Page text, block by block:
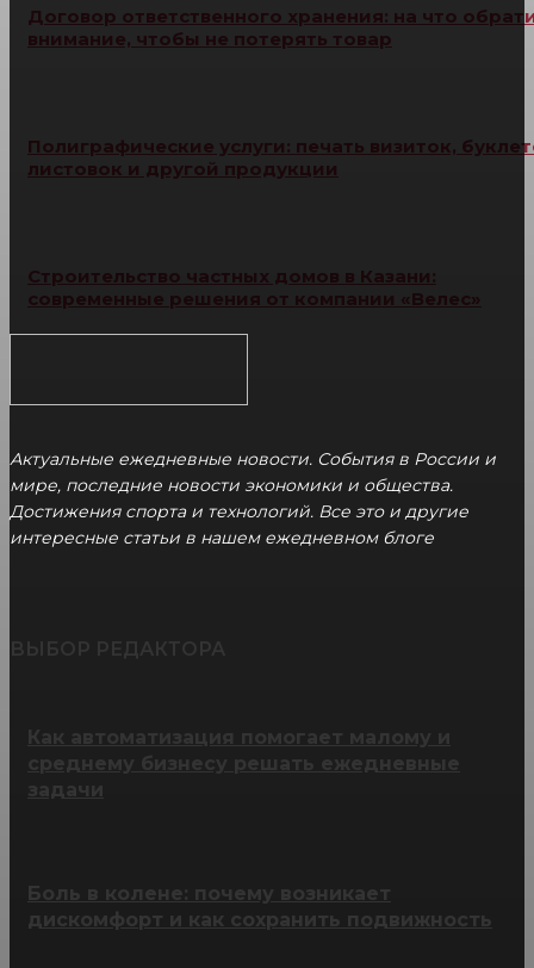
Договор ответственного хранения: на что
внимание, чтобы не потерять товар
Полиграфические услуги: печать визиток,
листовок и другой продукции
Строительство частных домов в Казани:
современные решения от компании «Велес»
Актуальные ежедневные новости. События в России и
мире, последние новости экономики и общества.
Достижения спорта и технологий. Все это и другие
интересные статьи в нашем ежедневном блоге
задачи
Боль в колене: почему возникает
дискомфорт и как сохранить подвижность